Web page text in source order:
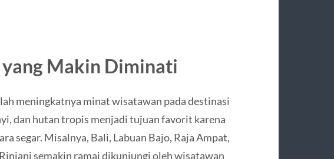
Makin Diminati
meningkatnya minat wisatawan pada destinasi
dan hutan tropis menjadi tujuan favorit karena
segar. Misalnya, Bali, Labuan Bajo, Raja Ampat,
semakin ramai dikunjungi oleh wisatawan